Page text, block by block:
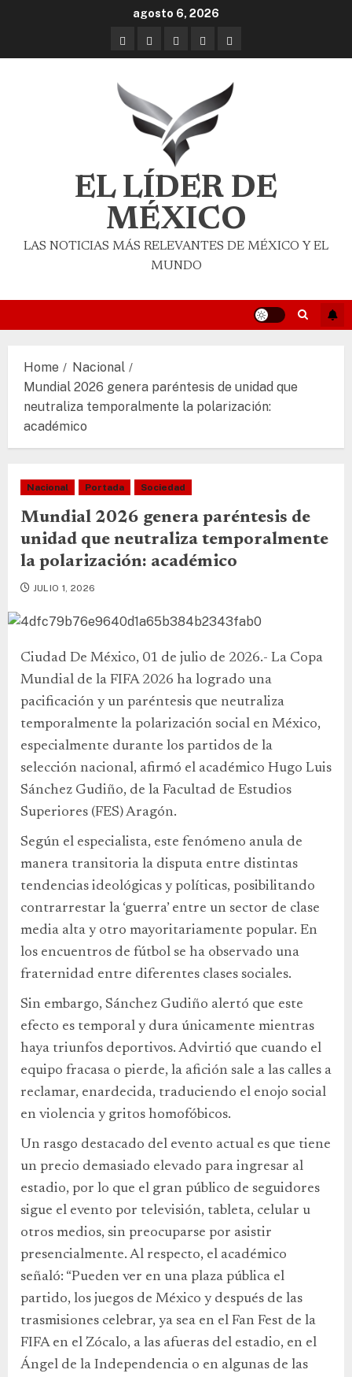
agosto 6, 2026
EL LÍDER DE
MÉXICO
LAS NOTICIAS MÁS RELEVANTES DE MÉXICO Y EL
MUNDO
Home
Nacional
Mundial 2026 genera paréntesis de unidad que
neutraliza temporalmente la polarización:
académico
Nacional Portada Sociedad
Mundial 2026 genera paréntesis de
unidad que neutraliza temporalmente
la polarización: académico
JULIO 1, 2026
Ciudad De México, 01 de julio de 2026.- La Copa
Mundial de la FIFA 2026 ha logrado una
pacificación y un paréntesis que neutraliza
temporalmente la polarización social en México,
especialmente durante los partidos de la
selección nacional, afirmó el académico Hugo Luis
Sánchez Gudiño, de la Facultad de Estudios
Superiores (FES) Aragón.
Según el especialista, este fenómeno anula de
manera transitoria la disputa entre distintas
tendencias ideológicas y políticas, posibilitando
contrarrestar la ‘guerra’ entre un sector de clase
media alta y otro mayoritariamente popular. En
los encuentros de fútbol se ha observado una
fraternidad entre diferentes clases sociales.
Sin embargo, Sánchez Gudiño alertó que este
efecto es temporal y dura únicamente mientras
haya triunfos deportivos. Advirtió que cuando el
equipo fracasa o pierde, la afición sale a las calles a
reclamar, enardecida, traduciendo el enojo social
en violencia y gritos homofóbicos.
Un rasgo destacado del evento actual es que tiene
un precio demasiado elevado para ingresar al
estadio, por lo que el gran público de seguidores
sigue el evento por televisión, tableta, celular u
otros medios, sin preocuparse por asistir
presencialmente. Al respecto, el académico
señaló: “Pueden ver en una plaza pública el
partido, los juegos de México y después de las
trasmisiones celebrar, ya sea en el Fan Fest de la
FIFA en el Zócalo, a las afueras del estadio, en el
Ángel de la Independencia o en algunas de las